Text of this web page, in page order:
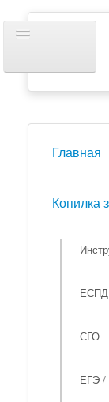
навигацию
Новости
Главная
Копилка
ЕСПД
СГО
ЕГЭ